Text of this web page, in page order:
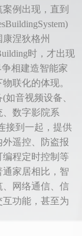
例出现，直到
涅狄格州
时，才出现
相建造智能家
联化的体现。
音视频设备、
数字影院系
接到一起，提供
遥控、防盗报
程定时控制等
家居相比，智
网络通信、信
功能，甚至为